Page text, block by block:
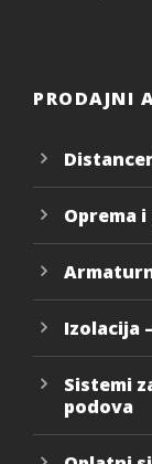
PRODAJNI
Oprema
Izolacija
Sistemi
podova